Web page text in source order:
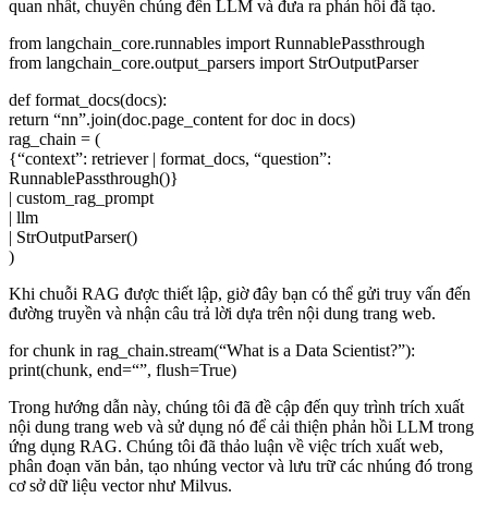
quan nhất, chuyển chúng đến LLM và đưa ra phản hồi đã tạo.
from langchain_core.runnables import RunnablePassthrough
from langchain_core.output_parsers import StrOutputParser
def format_docs(docs):
return “nn”.join(doc.page_content fordoc in docs)
rag_chain = (
{“context”: retriever | format_docs, “question”:
RunnablePassthrough()}
| custom_rag_prompt
| llm
| StrOutputParser()
)
Khi chuỗi RAG được thiết lập, giờ đây bạn có thể gửi truy vấn đến
đường truyền và nhận câu trả lời dựa trên nội dung trang web.
forchunk in rag_chain.stream(“What is a Data Scientist?”):
print(chunk, end=“”, flush=True)
Trong hướng dẫn này, chúng tôi đã đề cập đến quy trình trích xuất
nội dung trang web và sử dụng nó để cải thiện phản hồi LLM trong
ứng dụng RAG. Chúng tôi đã thảo luận về việc trích xuất web,
phân đoạn văn bản, tạo nhúng vector và lưu trữ các nhúng đó trong
cơ sở dữ liệu vector như Milvus.